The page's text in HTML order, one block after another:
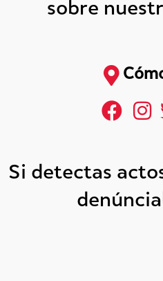
sobre
Si detectas